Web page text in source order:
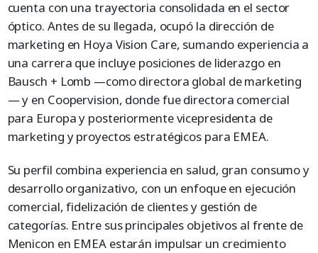
cuenta con una trayectoria consolidada en el sector
óptico. Antes de su llegada, ocupó la dirección de
marketing en Hoya Vision Care, sumando experiencia a
una carrera que incluye posiciones de liderazgo en
Bausch + Lomb —como directora global de marketing
— y en Coopervision, donde fue directora comercial
para Europa y posteriormente vicepresidenta de
marketing y proyectos estratégicos para EMEA.
Su perfil combina experiencia en salud, gran consumo y
desarrollo organizativo, con un enfoque en ejecución
comercial, fidelización de clientes y gestión de
categorías. Entre sus principales objetivos al frente de
Menicon en EMEA estarán impulsar un crecimiento